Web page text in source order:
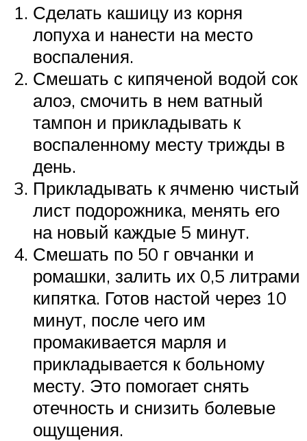
Сделать кашицу из корня
лопуха и нанести на место
воспаления.
Смешать с кипяченой водой сок
алоэ, смочить в нем ватный
тампон и прикладывать к
воспаленному месту трижды в
день.
Прикладывать к ячменю чистый
лист подорожника, менять его
на новый каждые 5 минут.
Смешать по 50 г овчанки и
ромашки, залить их 0,5 литрами
кипятка. Готов настой через 10
минут, после чего им
промакивается марля и
прикладывается к больному
месту. Это помогает снять
отечность и снизить болевые
ощущения.